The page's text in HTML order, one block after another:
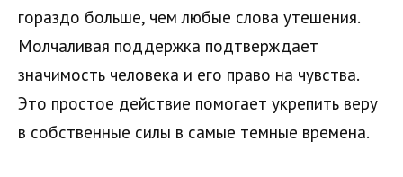
гораздо больше, чем любые слова утешения.
Молчаливая поддержка подтверждает
значимость человека и его право на чувства.
Это простое действие помогает укрепить веру
в собственные силы в самые темные времена.